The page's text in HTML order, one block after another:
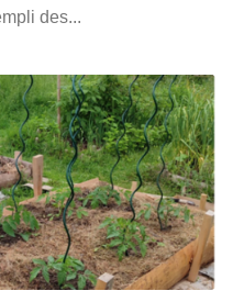
des...